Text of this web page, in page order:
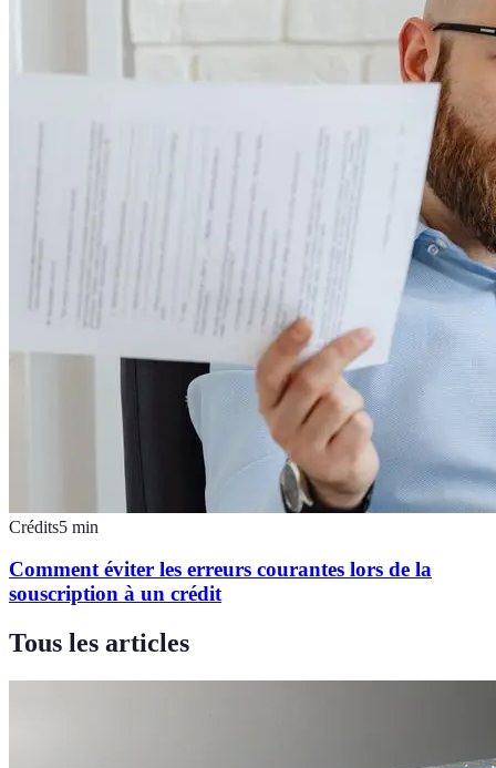
Crédits5 min
Comment éviter les erreurs courantes lors de la
souscription à un crédit
Tous les articles